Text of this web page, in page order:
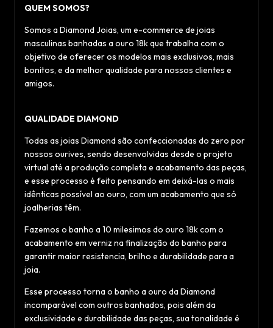
QUEM SOMOS?
Somos a Diamond Joias, um e-commerce de joias
masculinas banhadas a ouro 18k que trabalha com o
objetivo de oferecer os modelos mais exclusivos, mais
bonitos, e da melhor qualidade para nossos clientes e
amigos.
QUALIDADE DIAMOND
Todas as joias Diamond são confeccionadas do zero por
nossos ourives, sendo desenvolvidas desde o projeto
virtual até a produção completa e acabamento das peças,
e esse processo é feito pensando em deixá-las o mais
idênticas possível ao ouro, com um acabamento que só
joalherias têm.
Fazemos o banho a 10 milesimos do ouro 18k com o
acabamento em verniz na finalização do banho para
garantir maior resistencia, brilho e durabilidade para a
joia.
Esse processo torna o banho a ouro da Diamond
incomparável com outros banhados, pois além da
exclusividade e durabilidade das peças, sua tonalidade é